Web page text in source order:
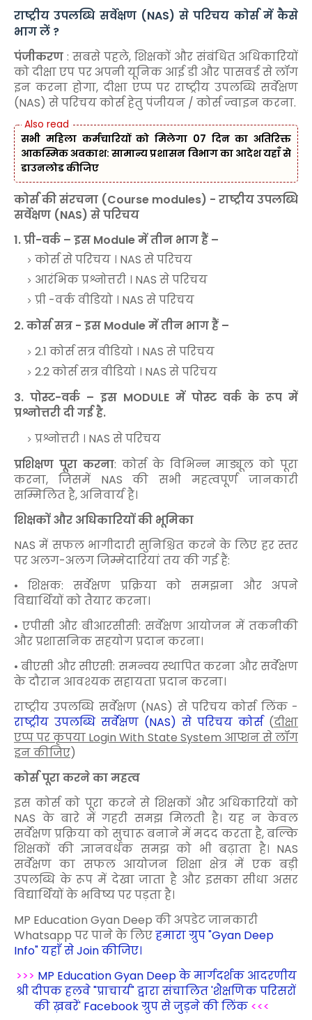
राष्ट्रीय उपलब्धि सर्वेक्षण (NAS) से परिचय कोर्स में कैसे
भाग लें ?
पंजीकरण : सबसे पहले, शिक्षकों और संबंधित अधिकारियों
को दीक्षा एप पर अपनी यूनिक आई डी और पासवर्ड से लॉग
इन करना होगा, दीक्षा एप्प पर राष्ट्रीय उपलब्धि सर्वेक्षण
(NAS) से परिचय कोर्स हेतु पंजीयन / कोर्स ज्वाइन करना.
सभी महिला कर्मचारियों को मिलेगा 07 दिन का अतिरिक्त
आकस्मिक अवकाश: सामान्य प्रशासन विभाग का आदेश यहाँ से
डाउनलोड कीजिए
कोर्स की संरचना (Course modules) - राष्ट्रीय उपलब्धि
सर्वेक्षण (NAS) से परिचय
1. प्री-वर्क – इस Module में तीन भाग हैं –
कोर्स से परिचय । NAS से परिचय
आरंभिक प्रश्नोत्तरी । NAS से परिचय
प्री -वर्क वीडियो । NAS से परिचय
2. कोर्स सत्र - इस Module में तीन भाग हैं –
2.1 कोर्स सत्र वीडियो । NAS से परिचय
2.2 कोर्स सत्र वीडियो । NAS से परिचय
3. पोस्ट-वर्क – इस MODULE में पोस्ट वर्क के रूप में
प्रश्नोत्तरी दी गई है.
प्रश्नोत्तरी । NAS से परिचय
प्रशिक्षण पूरा करना: कोर्स के विभिन्न माड्यूल को पूरा
करना, जिसमें NAS की सभी महत्वपूर्ण जानकारी
सम्मिलित है, अनिवार्य है।
शिक्षकों और अधिकारियों की भूमिका
NAS में सफल भागीदारी सुनिश्चित करने के लिए हर स्तर
पर अलग-अलग जिम्मेदारियां तय की गई हैं:
• शिक्षक: सर्वेक्षण प्रक्रिया को समझना और अपने
विद्यार्थियों को तैयार करना।
• एपीसी और बीआरसीसी: सर्वेक्षण आयोजन में तकनीकी
और प्रशासनिक सहयोग प्रदान करना।
• बीएसी और सीएसी: समन्वय स्थापित करना और सर्वेक्षण
के दौरान आवश्यक सहायता प्रदान करना।
राष्ट्रीय उपलब्धि सर्वेक्षण (NAS) से परिचय कोर्स लिंक -
राष्ट्रीय उपलब्धि सर्वेक्षण (NAS) से परिचय कोर्स(दीक्षा
एप्प पर कृपया Login With State System आप्शन से लॉग
इन कीजिए)
कोर्स पूरा करने का महत्व
इस कोर्स को पूरा करने से शिक्षकों और अधिकारियों को
NAS के बारे में गहरी समझ मिलती है। यह न केवल
सर्वेक्षण प्रक्रिया को सुचारू बनाने में मदद करता है, बल्कि
शिक्षकों की ज्ञानवर्धक समझ को भी बढ़ाता है। NAS
सर्वेक्षण का सफल आयोजन शिक्षा क्षेत्र में एक बड़ी
उपलब्धि के रूप में देखा जाता है और इसका सीधा असर
विद्यार्थियों के भविष्य पर पड़ता है।
MP Education Gyan Deep की अपडेट जानकारी
Whatsapp पर पाने के लिएहमारा ग्रुप "Gyan Deep
Info" यहाँ से Join कीजिए।
>>> MP Education Gyan Deep के मार्गदर्शक आदरणीय
श्री दीपक हलवे "प्राचार्य" द्वारा संचालित 'शैक्षणिक परिसरों
की ख़बरें' Facebook ग्रुप से जुड़ने की लिंक <<<